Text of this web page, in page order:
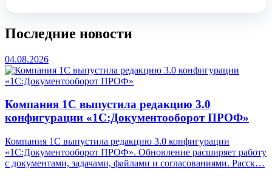
Последние новости
04.08.2026
Компания 1С выпустила редакцию 3.0
конфигурации «1С:Документооборот ПРОФ»
Компания 1С выпустила редакцию 3.0 конфигурации
«1С:Документооборот ПРОФ». Обновление расширяет работу
с документами, задачами, файлами и согласованиями. Расск…